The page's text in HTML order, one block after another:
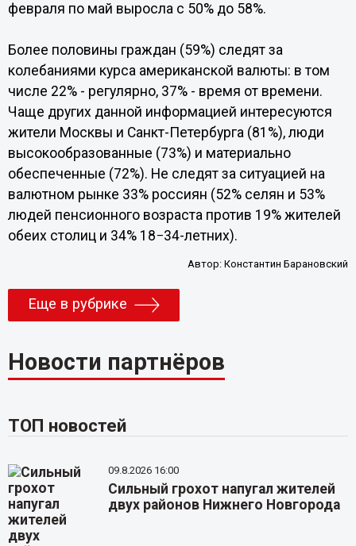
февраля по май выросла с 50% до 58%.
Более половины граждан (59%) следят за
колебаниями курса американской валюты: в том
числе 22% - регулярно, 37% - время от времени.
Чаще других данной информацией интересуются
жители Москвы и Санкт-Петербурга (81%), люди
высокообразованные (73%) и материально
обеспеченные (72%). Не следят за ситуацией на
валютном рынке 33% россиян (52% селян и 53%
людей пенсионного возраста против 19% жителей
обеих столиц и 34% 18−34-летних).
Автор:Константин Барановский
Еще в рубрике
Новости партнёров
ТОП новостей
09.8.2026 16:00
Сильный грохот напугал жителей
двух районов Нижнего Новгорода